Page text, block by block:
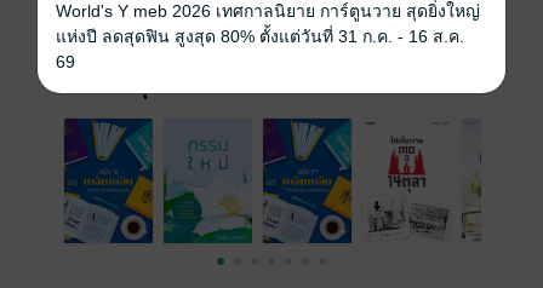
ราคาปก 50 บาท (ประหยัด 40%)
เรื่องที่คุณน่าจะสนใจ
World's Y meb 2026 เทศกาลนิยาย การ์ตูนวาย สุดยิ่งใหญ่
แห่งปี ลดสุดฟิน สูงสุด 80% ตั้งแต่วันที่ 31 ก.ค. - 16 ส.ค.
69